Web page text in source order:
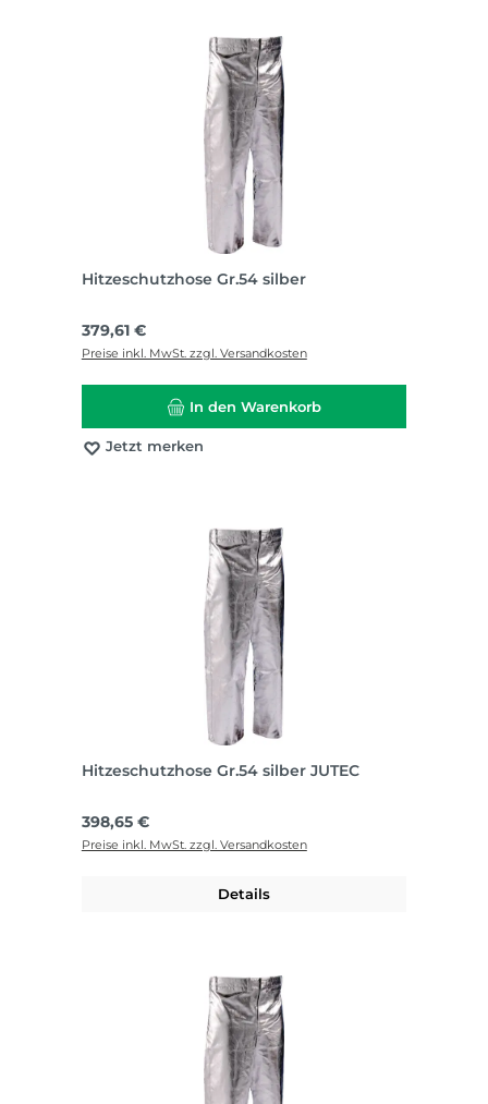
Hitzeschutzhose Gr.54 silber
Regulärer Preis:
379,61 €
Preise inkl. MwSt. zzgl. Versandkosten
In den Warenkorb
Jetzt merken
Hitzeschutzhose Gr.54 silber JUTEC
Regulärer Preis:
398,65 €
Preise inkl. MwSt. zzgl. Versandkosten
Details